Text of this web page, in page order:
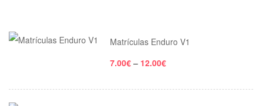
Matrículas Enduro V1
7.00€ – 12.00€